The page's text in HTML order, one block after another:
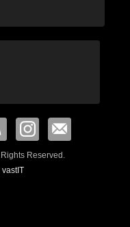
Reserved.
vastIT